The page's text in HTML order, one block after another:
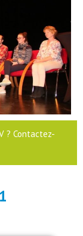
? Contactez-